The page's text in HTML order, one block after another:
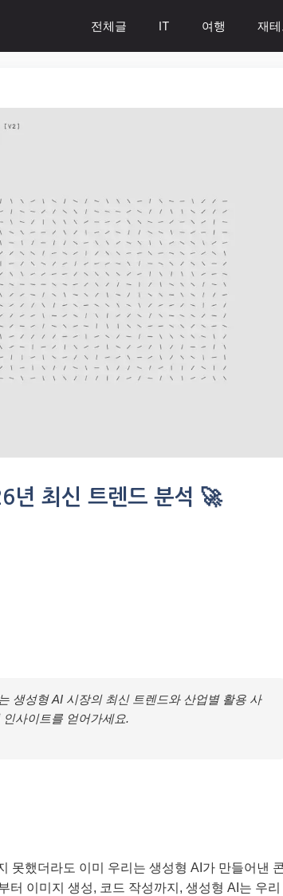
전체글 IT 여행 재
년 최신 트렌드 분석 🚀
생성형 AI 시장의 최신 트렌드와 산업별 활용 사
사이트를 얻어가세요.
못했더라도 이미 우리는 생성형 AI가 만들어낸
이미지 생성, 코드 작성까지, 생성형 AI는 우리